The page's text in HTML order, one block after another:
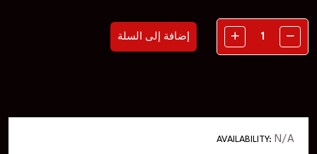
إضافة إلى السلة
AVAILABILITY: N/A